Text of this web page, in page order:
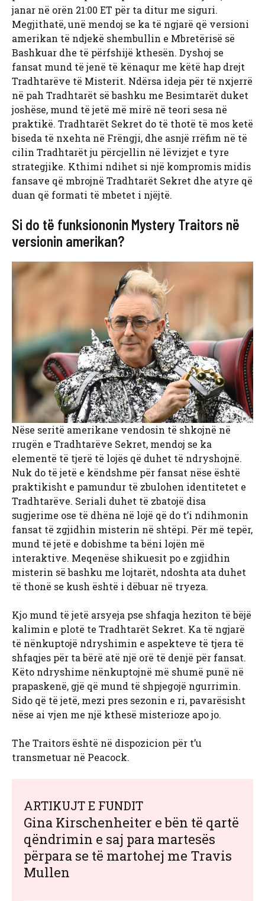
janar në orën 21:00 ET për ta ditur me siguri.
Megjithatë, unë mendoj se ka të ngjarë që versioni
amerikan të ndjekë shembullin e Mbretërisë së
Bashkuar dhe të përfshijë kthesën. Dyshoj se
fansat mund të jenë të kënaqur me këtë hap drejt
Tradhtarëve të Misterit. Ndërsa ideja për të nxjerrë
në pah Tradhtarët së bashku me Besimtarët duket
joshëse, mund të jetë më mirë në teori sesa në
praktikë. Tradhtarët Sekret do të thotë të mos ketë
biseda të nxehta në Frëngji, dhe asnjë rrëfim në të
cilin Tradhtarët ju përcjellin në lëvizjet e tyre
strategjike. Kthimi ndihet si një kompromis midis
fansave që mbrojnë Tradhtarët Sekret dhe atyre që
duan që formati të mbetet i njëjtë.
Si do të funksiononin Mystery Traitors në
versionin amerikan?
Nëse seritë amerikane vendosin të shkojnë në
rrugën e Tradhtarëve Sekret, mendoj se ka
elementë të tjerë të lojës që duhet të ndryshojnë.
Nuk do të jetë e këndshme për fansat nëse është
praktikisht e pamundur të zbulohen identitetet e
Tradhtarëve. Seriali duhet të zbatojë disa
sugjerime ose të dhëna në lojë që do t’i ndihmonin
fansat të zgjidhin misterin në shtëpi. Për më tepër,
mund të jetë e dobishme ta bëni lojën më
interaktive. Meqenëse shikuesit po e zgjidhin
misterin së bashku me lojtarët, ndoshta ata duhet
të thonë se kush është i dëbuar në tryeza.
Kjo mund të jetë arsyeja pse shfaqja heziton të bëjë
kalimin e plotë te Tradhtarët Sekret. Ka të ngjarë
të nënkuptojë ndryshimin e aspekteve të tjera të
shfaqjes për ta bërë atë një orë të denjë për fansat.
Këto ndryshime nënkuptojnë më shumë punë në
prapaskenë, gjë që mund të shpjegojë ngurrimin.
Sido që të jetë, mezi pres sezonin e ri, pavarësisht
nëse ai vjen me një kthesë misterioze apo jo.
The Traitors është në dispozicion për t’u
transmetuar në Peacock.
ARTIKUJT E FUNDIT
Gina Kirschenheiter e bën të qartë
qëndrimin e saj para martesës
përpara se të martohej me Travis
Mullen